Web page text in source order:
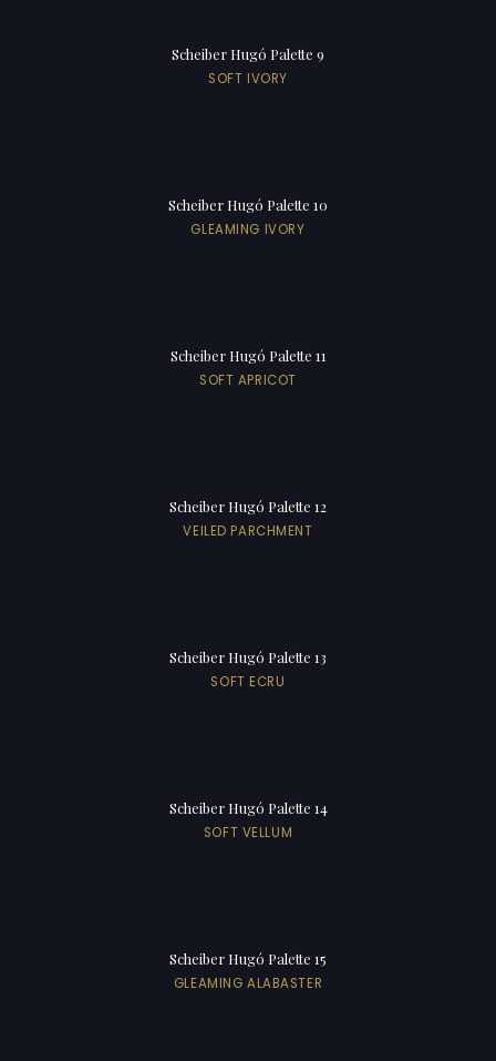
Scheiber Hugó Palette 9
SOFT IVORY
Scheiber Hugó Palette 10
GLEAMING IVORY
Scheiber Hugó Palette 11
SOFT APRICOT
Scheiber Hugó Palette 12
VEILED PARCHMENT
Scheiber Hugó Palette 13
SOFT ECRU
Scheiber Hugó Palette 14
SOFT VELLUM
Scheiber Hugó Palette 15
GLEAMING ALABASTER